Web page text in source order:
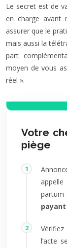
Le secret est de
en charge avant
assurer que le
mais aussi la
part
moyen de vous
réel ».
Votre
piège
partum
l’acte